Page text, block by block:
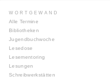
WORTGEWAND
Alle Termine
Bibliotheken
Jugendbuchwoche
Lesedose
Lesementoring
Lesungen
Schreibwerkstätten